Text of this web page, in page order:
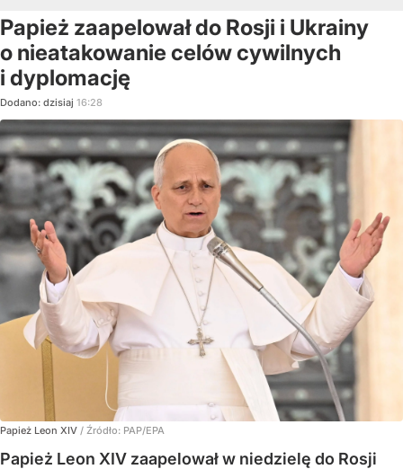
Papież zaapelował do Rosji i Ukrainy
o nieatakowanie celów cywilnych
i dyplomację
Dodano: dzisiaj 16:28
Papież Leon XIV / Źródło: PAP/EPA
Papież Leon XIV zaapelował w niedzielę do Rosji